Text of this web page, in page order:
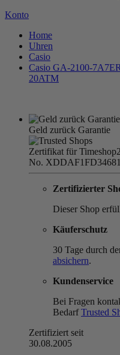
Konto
Home
Uhren
Casio
Casio GA-2100-
20ATM
Geld zurück Garantie
Zertifikat für
No.
Zertifizierter
Dieser Shop
Käuferschutz
30 Tage durch
absichern.
Kundenservice
Bei Fragen
BedarfTrusted
Zertifiziert seit
30.08.2005